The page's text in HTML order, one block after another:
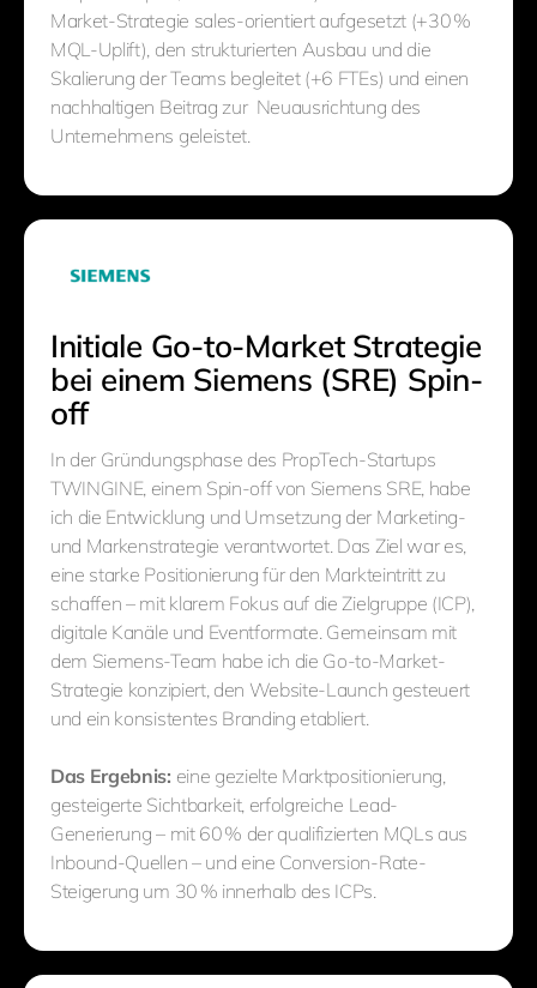
Market-Strategie sales-orientiert aufgesetzt (+30 %
MQL-Uplift), den strukturierten Ausbau und die
Skalierung der Teams begleitet (+6 FTEs) und einen
nachhaltigen Beitrag zur Neuausrichtung des
Unternehmens geleistet.
Initiale Go-to-Market Strategie
bei einem Siemens (SRE) Spin-
off
In der Gründungsphase des PropTech-Startups
TWINGINE, einem Spin-off von Siemens SRE, habe
ich die Entwicklung und Umsetzung der Marketing-
und Markenstrategie verantwortet. Das Ziel war es,
eine starke Positionierung für den Markteintritt zu
schaffen – mit klarem Fokus auf die Zielgruppe (ICP),
digitale Kanäle und Eventformate. Gemeinsam mit
dem Siemens-Team habe ich die Go-to-Market-
Strategie konzipiert, den Website-Launch gesteuert
und ein konsistentes Branding etabliert.
Das Ergebnis: eine gezielte Marktpositionierung,
gesteigerte Sichtbarkeit, erfolgreiche Lead-
Generierung – mit 60 % der qualifizierten MQLs aus
Inbound-Quellen – und eine Conversion-Rate-
Steigerung um 30 % innerhalb des ICPs.